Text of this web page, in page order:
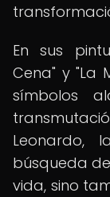
En sus
Cena" y "La
símbolos
Leonardo,
búsqueda
vida, sino